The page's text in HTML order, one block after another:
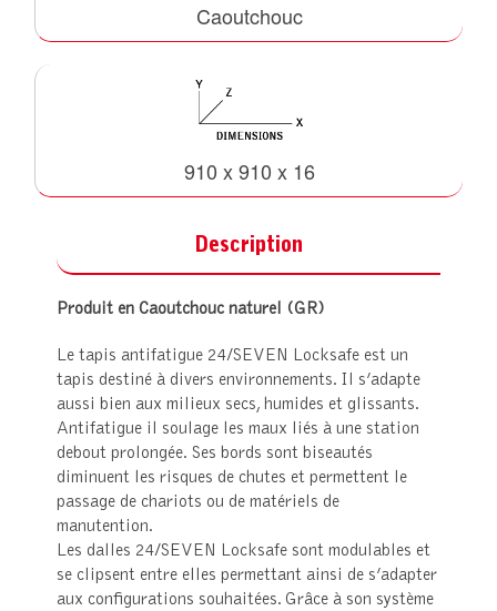
Caoutchouc
910 x 910 x 16
Description
Produit en Caoutchouc naturel (GR)
Le tapis antifatigue 24/SEVEN Locksafe est un
tapis destiné à divers environnements. Il s’adapte
aussi bien aux milieux secs, humides et glissants.
Antifatigue il soulage les maux liés à une station
debout prolongée. Ses bords sont biseautés
diminuent les risques de chutes et permettent le
passage de chariots ou de matériels de
manutention.
Les dalles 24/SEVEN Locksafe sont modulables et
se clipsent entre elles permettant ainsi de s’adapter
aux configurations souhaitées. Grâce à son système